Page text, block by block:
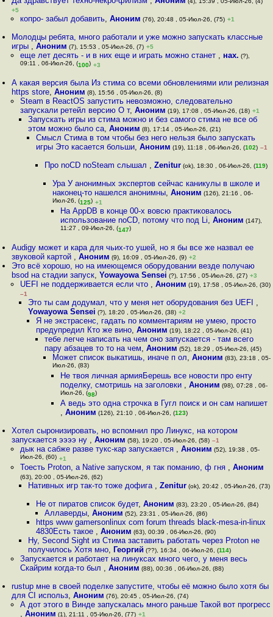
+5
копро- забыл добавить, Аноним (76), 20:48 , 05-Июл-26, (75) +1
Молодцы ребята, много работали и уже можно запускать классные
игры ,Аноним (7), 15:53 , 05-Июл-26, (7) +5
еще лет десять - и в них еще и играть можно станет , нах. (?),
09:11 , 06-Июл-26, (100) +3
А какая версия была Из стима со всеми обновлениями или релизная
https store,Аноним (8), 15:56 , 05-Июл-26, (8)
Steam в ReactOS запустить невозможно, следовательно
запускали ретейл версию О т, Аноним (19), 17:08 , 05-Июл-26, (18) +1
Запускать игры из стима можно и без самого стима не все об
этом можно было са, Аноним (8), 17:14 , 05-Июл-26, (21)
Смысл Стима в том чтобы без него нельзя было запускать
игры Это касается больши,Аноним (19), 11:18 , 06-Июл-26, (102) –1
Про noCD noSteam слышал , Zenitur(ok), 18:30 , 06-Июл-26, (119)
Ура У анонимных экспертов сейчас каникулы в школе и
наконец-то нашелся анонимны, Аноним (126), 21:16 , 06-
Июл-26, (125) +1
На AppDB в конце 00-х вовсю практиковалось
использование noCD, потому что под Li,Аноним (147),
11:27 , 09-Июл-26, (147)
Audigy может и кара для чьих-то ушей, но я бы все же назвал ее
звуковой картой ,Аноним (9), 16:09 , 05-Июл-26, (9) +2
Это всё хорошо, но на имеющемся оборудовании везде получаю
bsod на стадии запуск,Yowayowa Sensei (?), 17:56 , 05-Июл-26, (27) +3
UEFI не поддерживается если что , Аноним (19), 17:58 , 05-Июл-26, (30)
–1
Это ты сам додумал, что у меня нет оборудования без UEFI ,
Yowayowa Sensei (?), 18:20 , 05-Июл-26, (38) +2
Я не экстрасенс, гадать по комментариям не умею, просто
предупредил Кто же вино,Аноним (19), 18:22 , 05-Июл-26, (41)
тебе легче написать на чем оно запускается - там всего
пару абзацев то то на чем, Аноним (52), 18:29 , 05-Июл-26, (45)
Может список выкатишь, иначе п ол, Аноним (83), 23:18 , 05-
Июл-26, (83)
Не твоя личная армияБерешь все новости про енту
поделку, смотришь на заголовки ,Аноним (98), 07:28 , 06-
Июл-26, (98)
А ведь это одна строчка в Гугл поиск и он сам напишет
,Аноним (126), 21:10 , 06-Июл-26, (123)
Хотел сыронизировать, но вспомнил про Линукс, на котором
запускается ээээ ну ,Аноним (58), 19:20 , 05-Июл-26, (58) –1
дык на сабже разве тукс-кар запускается , Аноним (52), 19:38 , 05-
Июл-26, (60) +1
Тоесть Proton, а Native запуском, я так поманию, ф гня , Аноним
(63), 20:00 , 05-Июл-26, (62)
Нативных игр так-то тоже дофига , Zenitur(ok), 20:42 , 05-Июл-26, (73)
Не от пиратов список будет,Аноним (83), 23:20 , 05-Июл-26, (84)
Аллаверды, Аноним (52), 23:31 , 05-Июл-26, (86)
https www gamersonlinux com forum threads black-mesa-in-linux
4830Есть такое ,Аноним (63), 00:39 , 06-Июл-26, (90)
Ну, Second Sight из Стима заставить работать через Proton не
получилось Хотя мно, Георгий (??), 16:34 , 06-Июл-26, (114)
Запускается и работает на линуксах много чего, у меня весь
Скайрим когда-то был , Аноним (88), 00:36 , 06-Июл-26, (88)
rustup мне в своей поделке запустите, чтобы её можно было хотя бы
для CI использ,Аноним (76), 20:45 , 05-Июл-26, (74)
А дот этого в Винде запускалась много раньше Такой вот прогресс
, Аноним (1), 21:11 , 05-Июл-26, (77) +1